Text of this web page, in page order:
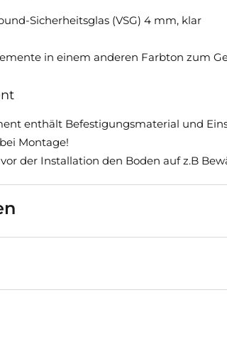
Sicherheitsglas (VSG) 4 mm, klar
in einem anderen Farbton zum
enthält Befestigungsmaterial und
Montage!
der Installation den Boden auf z.B